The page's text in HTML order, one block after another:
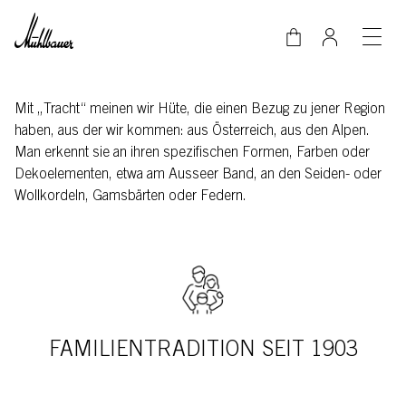
Direkt zum Inhalt
Mit „Tracht“ meinen wir Hüte, die einen Bezug zu jener Region
haben, aus der wir kommen: aus Österreich, aus den Alpen.
Man erkennt sie an ihren spezifischen Formen, Farben oder
Dekoelementen, etwa am Ausseer Band, an den Seiden- oder
Wollkordeln, Gamsbärten oder Federn.
FAMILIENTRADITION SEIT 1903